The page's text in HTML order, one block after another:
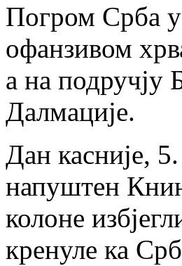
Погром Срба у
офанзивом
а на подручју
Далмације.
Дан касније, 5.
напуштен
колоне
кренуле ка